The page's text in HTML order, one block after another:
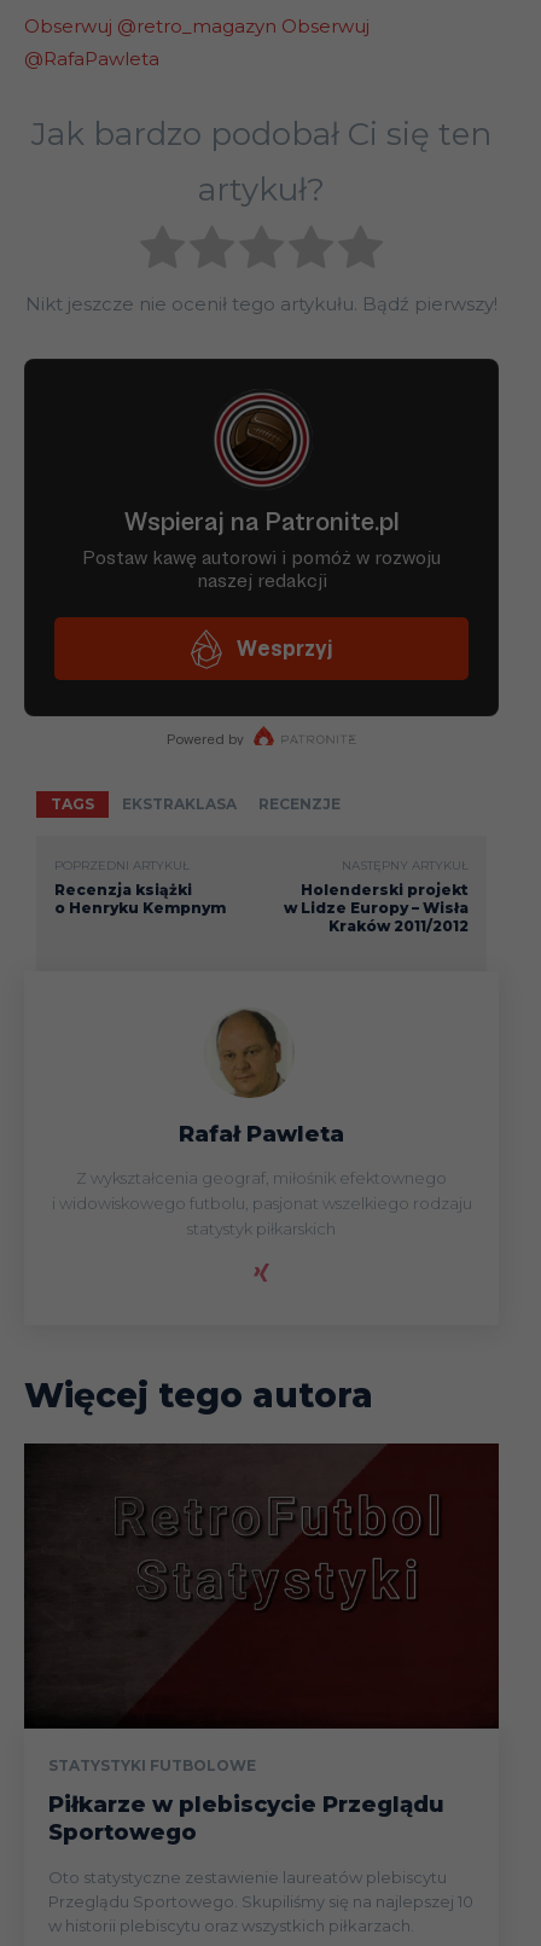
Obserwuj @retro_magazyn Obserwuj
@RafaPawleta
Jak bardzo podobał Ci się ten
artykuł?
Nikt jeszcze nie ocenił tego artykułu. Bądź pierwszy!
TAGS EKSTRAKLASA RECENZJE
POPRZEDNI ARTYKUŁ
Recenzja książki
o Henryku Kempnym
NASTĘPNY ARTYKUŁ
Holenderski projekt
w Lidze Europy – Wisła
Kraków 2011/2012
Rafał Pawleta
Z wykształcenia geograf, miłośnik efektownego
i widowiskowego futbolu, pasjonat wszelkiego rodzaju
statystyk piłkarskich
Więcej tego autora
STATYSTYKI FUTBOLOWE
Piłkarze w plebiscycie Przeglądu
Sportowego
Oto statystyczne zestawienie laureatów plebiscytu
Przeglądu Sportowego. Skupiliśmy się na najlepszej 10
w historii plebiscytu oraz wszystkich piłkarzach.